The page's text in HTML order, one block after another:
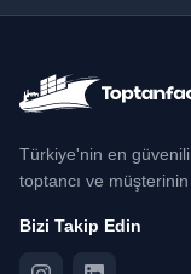
Türkiye'nin en
toptancı ve
Bizi Takip Edin